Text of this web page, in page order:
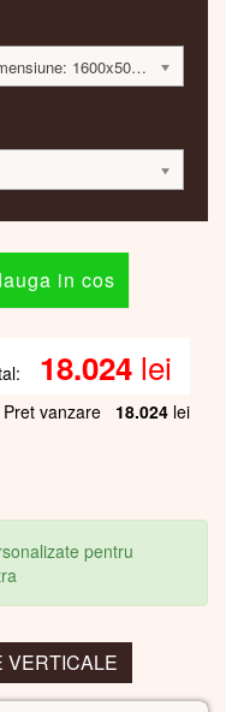
Tip: sistem de incalzire centralaa; Dimensiune: 1600x500x116 mm; 540 Watt; 17968 lei
18.024 lei
Pret vanzare 18.024 lei
pentru
VERTICALE